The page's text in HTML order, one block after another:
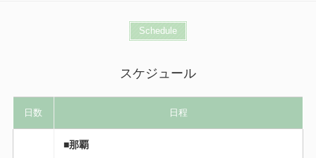
Schedule
スケジュール
日数 日程
■那覇